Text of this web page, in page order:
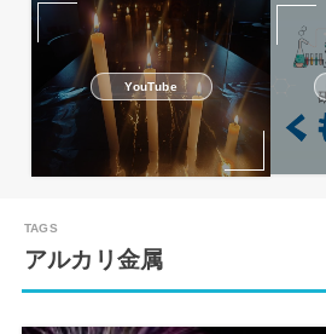
YouTube
アルカリ金属